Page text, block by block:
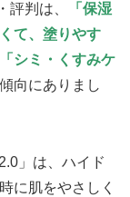
評判は、
「保湿
て、塗りやす
シミ・くすみケ
向にありまし
」は、 ハイド
に肌をやさしく